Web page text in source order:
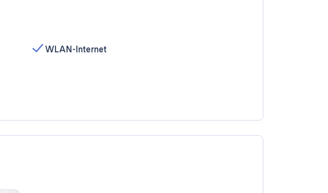
WLAN-Internet